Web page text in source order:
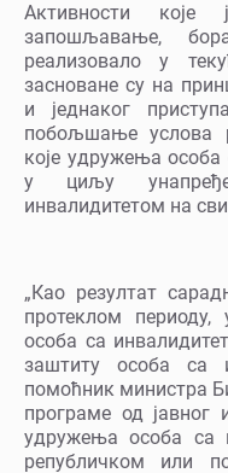
Активности
запошљавање,
реализовало у
засноване су на
и једнаког
побољшање услова
које удружења особа
у циљу
инвалидитетом на
„Као резултат
протеклом
особа са
заштиту особа са
помоћник министра
програме од јавног
удружења особа са
републичком или